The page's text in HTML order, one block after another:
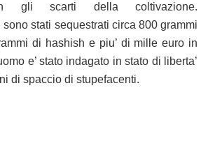
gli scarti della coltivazione.
stati sequestrati circa 800 grammi
di hashish e piu’ di mille euro in
e’ stato indagato in stato di liberta’
di spaccio di stupefacenti.